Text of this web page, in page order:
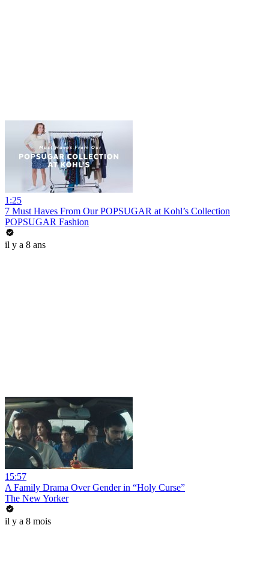
1:25
7 Must Haves From Our POPSUGAR at Kohl’s Collection
POPSUGAR Fashion
il y a 8 ans
15:57
A Family Drama Over Gender in “Holy Curse”
The New Yorker
il y a 8 mois